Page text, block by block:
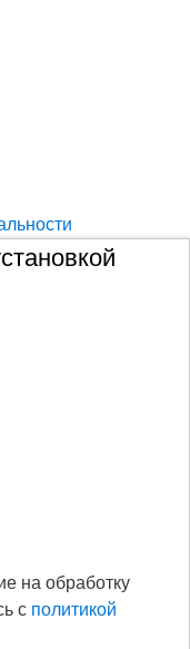
на обработку
с политикой